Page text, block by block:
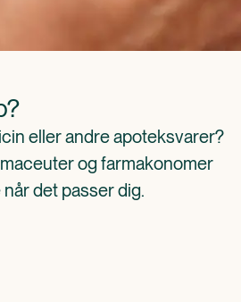
eller andre apoteksvarer?
og farmakonomer
det passer dig.